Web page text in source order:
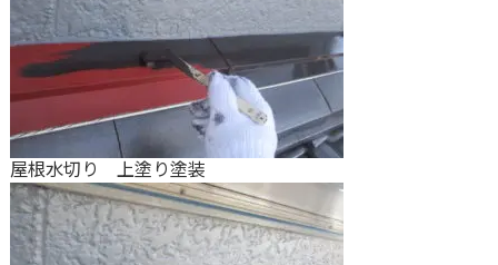
屋根水切り 上塗り塗装